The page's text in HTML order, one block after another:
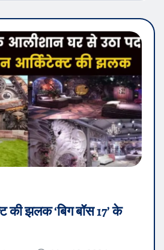
की झलक ‘बिग बॉस 17’ के
: प्रतियोगियों और दर्शकों को
को खास तौर से कला निर्देशक